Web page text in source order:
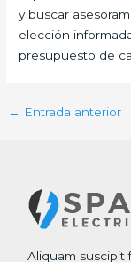
y buscar
elección
presupuesto de
← Entrada anterior
Aliquam suscipit